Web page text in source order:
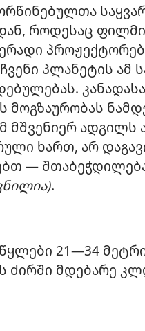
როდესაც ფილმი
პლანეტის ამ
მოგზაურობას
ადგილს
ხართ, არ
—
წყლები 21—34
ძირში მდებარე